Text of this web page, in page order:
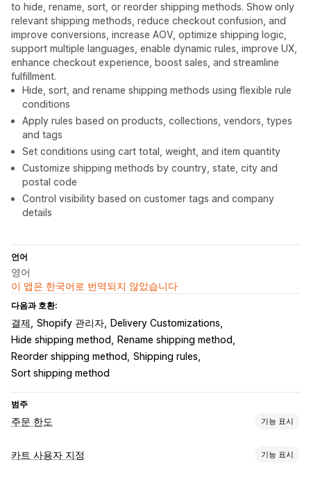
to hide, rename, sort, or reorder shipping methods. Show only
relevant shipping methods, reduce checkout confusion, and
improve conversions, increase AOV, optimize shipping logic,
support multiple languages, enable dynamic rules, improve UX,
enhance checkout experience, boost sales, and streamline
fulfillment.
Hide, sort, and rename shipping methods using flexible rule
conditions
Apply rules based on products, collections, vendors, types
and tags
Set conditions using cart total, weight, and item quantity
Customize shipping methods by country, state, city and
postal code
Control visibility based on customer tags and company
details
언어
영어
이 앱은 한국어로 번역되지 않았습니다
다음과 호환:
결제 Shopify 관리자
Delivery Customizations
Hide shipping method
Rename shipping method
Reorder shipping method
Shipping rules
Sort shipping method
범주
주문 한도 기능 표시
제한 규칙
카트 사용자 지정 기능 표시